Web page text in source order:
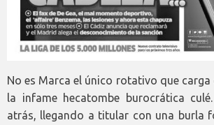
No es Marca el único rotativo que
la infame hecatombe burocrática
atrás, llegando a titular con una burla